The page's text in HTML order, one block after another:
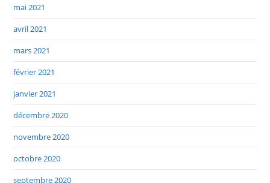
mai 2021
avril 2021
mars 2021
février 2021
janvier 2021
décembre 2020
novembre 2020
octobre 2020
septembre 2020